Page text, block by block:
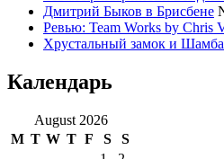
Дмитрий Быков в Брисбене
Ревью: Team Works by Chris
Хрустальный замок и
Календарь
August 2026
M T W T F S
S